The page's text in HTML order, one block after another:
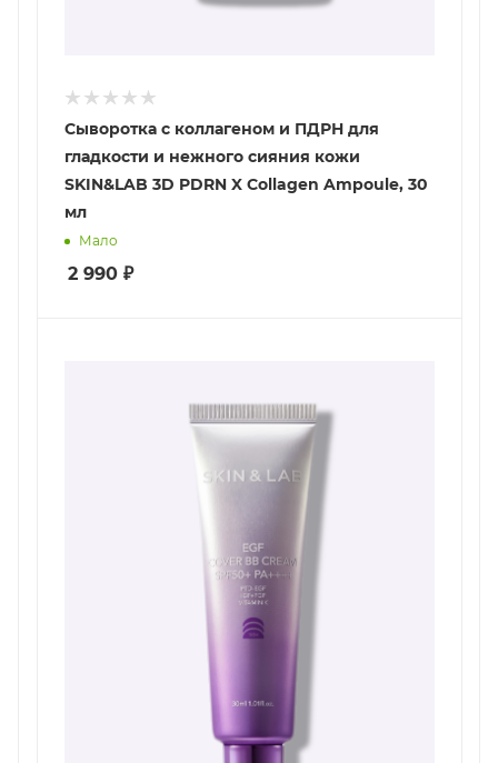
Сыворотка с коллагеном и ПДРН для
гладкости и нежного сияния кожи
SKIN&LAB 3D PDRN X Collagen Ampoule, 30
мл
Мало
2 990 ₽